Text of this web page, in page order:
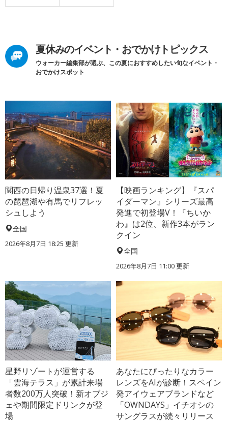
夏休みのイベント・おでかけトピックス
ウォーカー編集部が選ぶ、この夏におすすめしたい旬なイベント・
おでかけスポット
関西の日帰り温泉37選！夏
の琵琶湖や有馬でリフレッ
シュしよう
全国
2026年8月7日 18:25 更新
【映画ランキング】『スパ
イダーマン』シリーズ最高
発進で初登場V！『ちいか
わ』は2位、新作3本がラン
クイン
全国
2026年8月7日 11:00更新
星野リゾートが運営する
「雲海テラス」が累計来場
者数200万人突破！新オブジ
ェや期間限定ドリンクが登
場
あなたにぴったりなカラー
レンズをAIが診断！スペイン
発アイウェアブランドなど
「OWNDAYS」イチオシの
サングラスが続々リリース